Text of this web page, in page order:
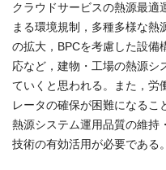
クラウドサービスの熱源最適
まる環境規制，多種多様な熱
の拡大，BPCを考慮した設備
応など，建物・工場の熱源シ
ていくと思われる。また，労
レータの確保が困難になるこ
熱源システム運用品質の維持
技術の有効活用が必要である。